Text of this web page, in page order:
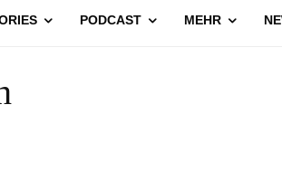
PODCAST MEHR